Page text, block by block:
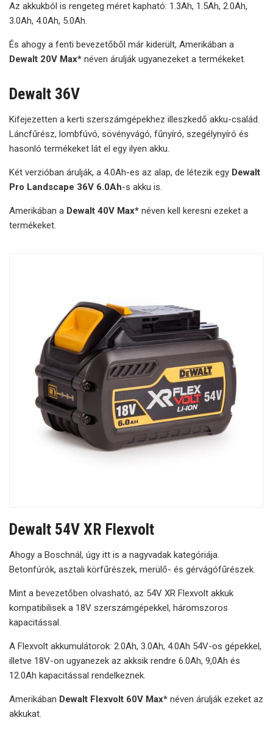
Az akkukból is rengeteg méret kapható: 1.3Ah, 1.5Ah, 2.0Ah,
3.0Ah, 4.0Ah, 5.0Ah.
És ahogy a fenti bevezetőből már kiderült, Amerikában a
Dewalt 20V Max* néven árulják ugyanezeket a termékeket.
Dewalt 36V
Kifejezetten a kerti szerszámgépekhez illeszkedő akku-család.
Láncfűrész, lombfúvó, sövényvágó, fűnyíró, szegélynyíró és
hasonló termékeket lát el egy ilyen akku.
Két verzióban árulják, a 4.0Ah-es az alap, de létezik egy Dewalt
Pro Landscape 36V 6.0Ah-s akku is.
Amerikában a Dewalt 40V Max* néven kell keresni ezeket a
termékeket.
Dewalt 54V XR Flexvolt
Ahogy a Boschnál, úgy itt is a nagyvadak kategóriája.
Betonfúrók, asztali körfűrészek, merülő- és gérvágófűrészek.
Mint a bevezetőben olvasható, az 54V XR Flexvolt akkuk
kompatibilisek a 18V szerszámgépekkel, háromszoros
kapacitással.
A Flexvolt akkumulátorok: 2.0Ah, 3.0Ah, 4.0Ah 54V-os gépekkel,
illetve 18V-on ugyanezek az akksik rendre 6.0Ah, 9,0Ah és
12.0Ah kapacitással rendelkeznek.
Amerikában Dewalt Flexvolt 60V Max* néven árulják ezeket az
akkukat.